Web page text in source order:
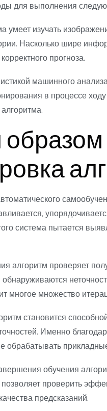
для выполнения
умеет изучать
Насколько шире
прогноза.
машинного
в процессе
система пытается
алгоритм проверяет
многое множество
становится
Именно
обрабатывать
обучения
проверить
предсказаний.